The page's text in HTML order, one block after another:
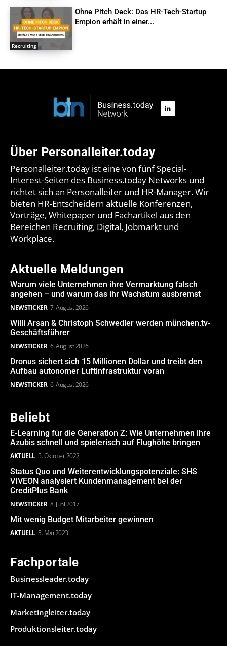
Recruiting
Ohne Pitch Deck: Das HR-Tech-Startup
Empion erhält in einer...
Über Personalleiter.today
Personalleiter.today ist eine von fünf Special-
Interest-Seiten des Business.today Networks und
richtet sich an Personalleiter und HR-Manager. Wir
bieten HR-Entscheidern aktuelle Konferenzen,
Vorträge, Whitepaper und Fachartikel aus den
Bereichen Recruiting, Digital, Jobmarkt und
Workplace.
Aktuelle Meldungen
Warum viele Unternehmen ihre Vermarktung falsch
angehen – und warum das ihr Wachstum ausbremst
NEWSTICKER 7. August 2026
Willi Arsan & Christoph Schwedler werden münchen.tv-
Geschäftsführer
NEWSTICKER 6. August 2026
Dronus sichert sich 15 Millionen Dollar und treibt den
Aufbau autonomer Luftinfrastruktur voran
NEWSTICKER 6. August 2026
Beliebt
E-Learning für die Generation Z: Wie Unternehmen ihre
Azubis schnell und spielerisch auf Flughöhe bringen
AKTUELL 5. Oktober 2022
Status Quo und Weiterentwicklungspotenziale: SHS
VIVEON analysiert Kundenmanagement bei der
CreditPlus Bank
NEWSTICKER 8. Juni 2017
Mit wenig Budget Mitarbeiter gewinnen
AKTUELL 5. Mai 2023
Fachportale
Businessleader.today
IT-Management.today
Marketingleiter.today
Produktionsleiter.today